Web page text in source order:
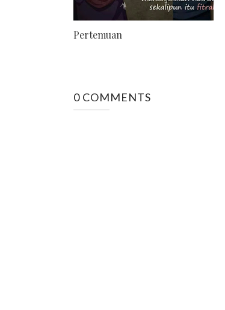
Pertemuan
0 COMMENTS